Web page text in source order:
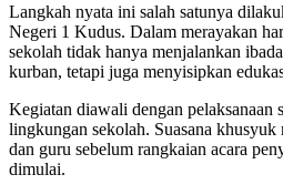
Langkah nyata ini salah satunya
Negeri 1 Kudus. Dalam merayakan
sekolah tidak hanya menjalankan
kurban, tetapi juga menyisipkan
Kegiatan diawali dengan pelaksanaan
lingkungan sekolah. Suasana
dan guru sebelum rangkaian acara
dimulai.